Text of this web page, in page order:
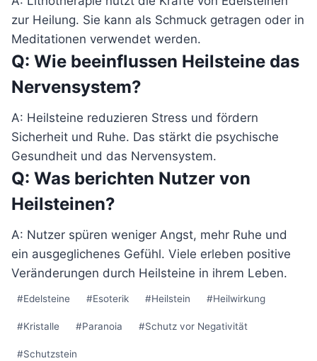
zur Heilung. Sie kann als Schmuck getragen oder in
Meditationen verwendet werden.
Q: Wie beeinflussen Heilsteine das
Nervensystem?
A: Heilsteine reduzieren Stress und fördern
Sicherheit und Ruhe. Das stärkt die psychische
Gesundheit und das Nervensystem.
Q: Was berichten Nutzer von
Heilsteinen?
A: Nutzer spüren weniger Angst, mehr Ruhe und
ein ausgeglichenes Gefühl. Viele erleben positive
Veränderungen durch Heilsteine in ihrem Leben.
Schlagworte:
#Edelsteine #Esoterik #Heilstein #Heilwirkung
#Kristalle #Paranoia #Schutz vor Negativität
#Schutzstein